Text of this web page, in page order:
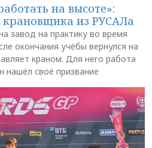
на высоте»:
крановщика из РУСАЛа
завод на практику во время
окончания учёбы вернулся на
краном. Для него работа
нашёл своё призвание